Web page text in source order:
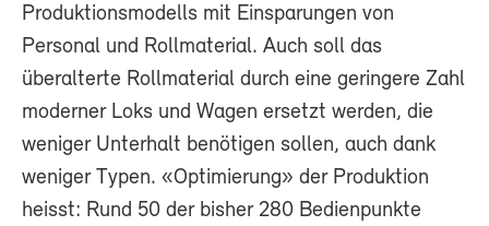
Produktionsmodells mit Einsparungen von
Personal und Rollmaterial. Auch soll das
überalterte Rollmaterial durch eine geringere Zahl
moderner Loks und Wagen ersetzt werden, die
weniger Unterhalt benötigen sollen, auch dank
weniger Typen. «Optimierung» der Produktion
heisst: Rund 50 der bisher 280 Bedienpunkte